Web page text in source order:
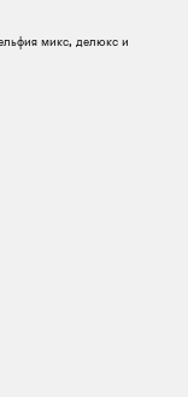
микс, делюкс и